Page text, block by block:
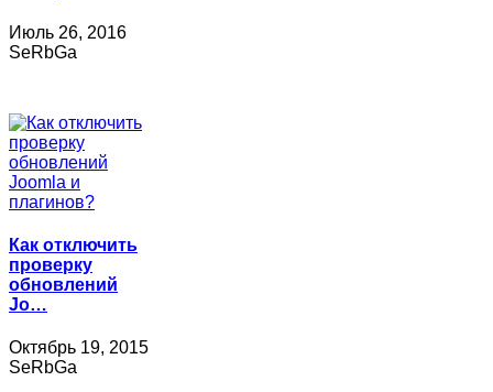
Июль 26, 2016
SeRbGa
Как отключить
проверку
обновлений
Jo…
Октябрь 19, 2015
SeRbGa